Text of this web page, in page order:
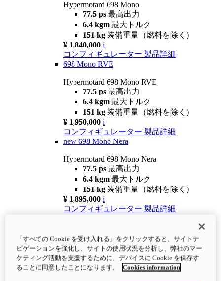
Hypermotard 698 Mono
77.5 ps 最高出力
6.4 kgm 最大トルク
151 kg 装備重量（燃料を除く）
¥ 1,840,000 i
コンフィギュレーター 製品詳細
698 Mono RVE
Hypermotard 698 Mono RVE
77.5 ps 最高出力
6.4 kgm 最大トルク
151 kg 装備重量（燃料を除く）
¥ 1,950,000 i
コンフィギュレーター 製品詳細
new 698 Mono Nera
Hypermotard 698 Mono Nera
77.5 ps 最高出力
6.4 kgm 最大トルク
151 kg 装備重量（燃料を除く）
¥ 1,895,000 i
コンフィギュレーター 製品詳細
Hypermotard V2
120.4 hp最高出力
9.6 kgm最大トルク
180 kg装備重量（燃料を除く）
「すべての Cookie を受け入れる」をクリックすると、サイトナ
ビゲーションを強化し、サイトの使用状況を分析し、弊社のマー
ケティング活動を支援するために、デバイスに Cookie を保存す
ることに同意したことになります。
Cookies information